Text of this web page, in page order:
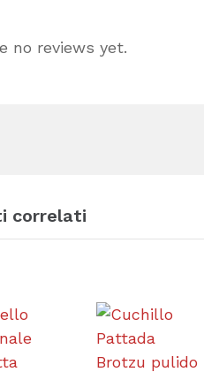
no reviews yet.
correlati